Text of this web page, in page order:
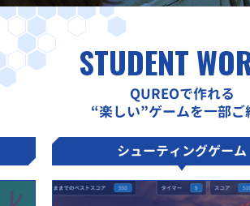
STUDENT
QUREOで作れる
“楽しい”ゲームを一部ご
シューティングゲーム